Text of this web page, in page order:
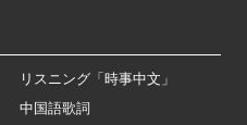
リスニング「時事中文」
中国語歌詞